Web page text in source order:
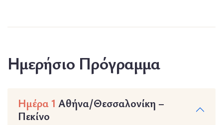
Ημερήσιο Πρόγραμμα
Ημέρα 1 Αθήνα/Θεσσαλονίκη –
Πεκίνο